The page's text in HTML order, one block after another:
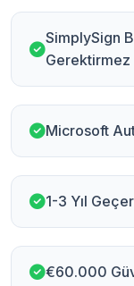
SimplySign
Gerektirmez
Microsoft
1-3 Yıl
€60.000